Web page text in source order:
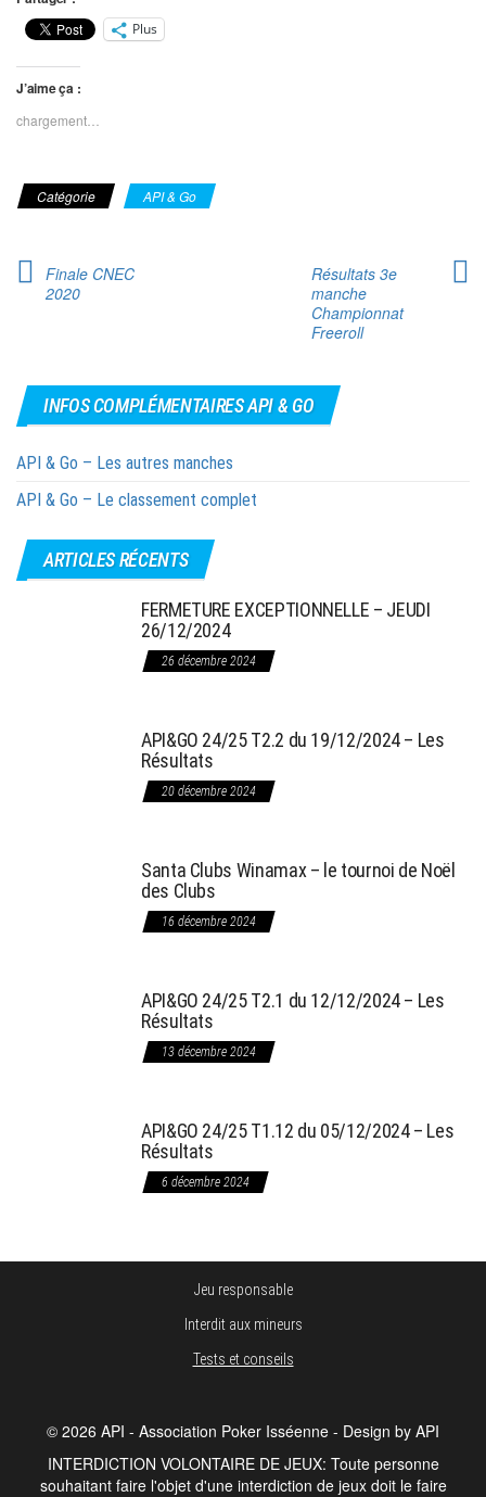
Plus
J’aime ça :
chargement…
Catégorie API & Go
Finale CNEC
2020
Résultats 3e
manche
Championnat
Freeroll
INFOS COMPLÉMENTAIRES API & GO
API & Go – Les autres manches
API & Go – Le classement complet
ARTICLES RÉCENTS
FERMETURE EXCEPTIONNELLE – JEUDI
26/12/2024
26 décembre 2024
API&GO 24/25 T2.2 du 19/12/2024 – Les
Résultats
20 décembre 2024
Santa Clubs Winamax – le tournoi de Noël
des Clubs
16 décembre 2024
API&GO 24/25 T2.1 du 12/12/2024 – Les
Résultats
13 décembre 2024
API&GO 24/25 T1.12 du 05/12/2024 – Les
Résultats
6 décembre 2024
Jeu responsable
Interdit aux mineurs
Tests et conseils
© 2026 API - Association Poker Isséenne - Design by API
INTERDICTION VOLONTAIRE DE JEUX: Toute personne
souhaitant faire l'objet d'une interdiction de jeux doit le faire